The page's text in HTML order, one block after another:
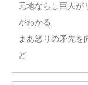
元地ならし巨人が
がわかる
まあ怒りの矛先を
ど